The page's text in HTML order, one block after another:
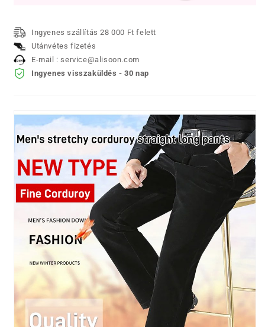
Ingyenes szállítás 28 000 Ft felett
Utánvétes fizetés
E-mail : service@alisoon.com
Ingyenes visszaküldés - 30 nap